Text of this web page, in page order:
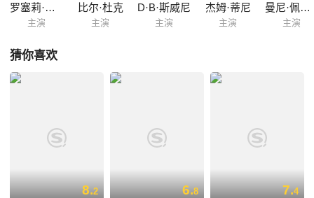
罗塞莉·桑切斯
主演
比尔·杜克
主演
D·B·斯威尼
主演
杰姆·蒂尼
主演
曼尼·佩雷斯
主演
猜你喜欢
8.2 6.8 7.4